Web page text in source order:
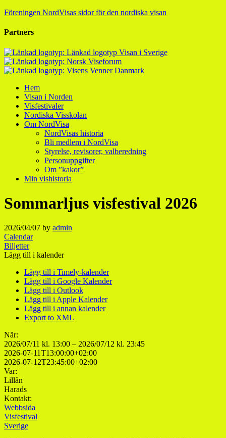
Föreningen NordVisas sidor för den nordiska visan
Partners
Hem
Visan i Norden
Visfestivaler
Nordiska Visskolan
Om NordVisa
NordVisas historia
Bli medlem i NordVisa
Styrelse, revisorer, valberedning
Personuppgifter
Om ”kakor”
Min vishistoria
Sommarljus visfestival 2026
2026/04/07 by admin
Calendar
Biljetter
Lägg till i kalender
Lägg till i Timely-kalender
Lägg till i Google Kalender
Lägg till i Outlook
Lägg till i Apple Kalender
Lägg till i annan kalender
Export to XML
När:
2026/07/11 kl. 13:00 – 2026/07/12 kl. 23:45
2026-07-11T13:00:00+02:00
2026-07-12T23:45:00+02:00
Var:
Lillån
Harads
Kontakt:
Webbsida
Visfestival
Sverige